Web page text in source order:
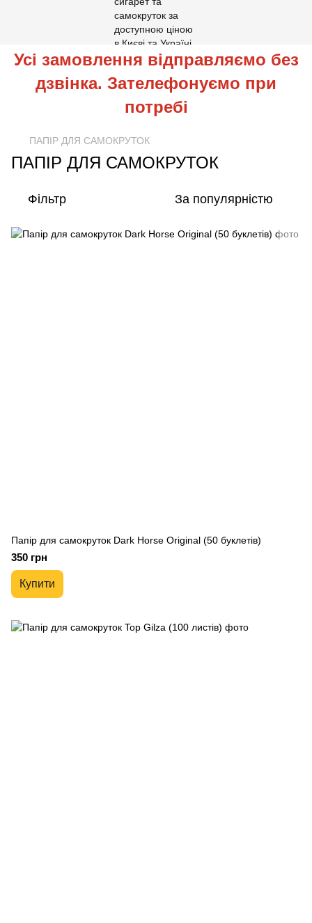
Усі замовлення відправляємо без
дзвінка. Зателефонуємо при
потребі
ПАПІР ДЛЯ САМОКРУТОК
ПАПІР ДЛЯ САМОКРУТОК
Фільтр За популярністю
Папір для самокруток Dark Horse Original (50 буклетів)
350 грн
Купити